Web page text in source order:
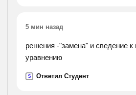
5 мин назад
решения -"замена" и сведение к
уравнению
S Ответил Студент